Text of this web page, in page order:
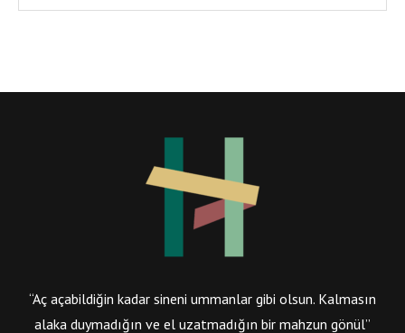
“Aç açabildiğin kadar sineni ummanlar gibi olsun. Kalmasın
alaka duymadığın ve el uzatmadığın bir mahzun gönül”